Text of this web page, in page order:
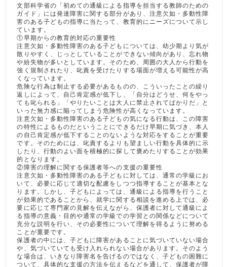
文部科学省の「初めての通級による指導を担当する教師のための
ガイド」には発達障害に関する部分があり、注意欠如・多動性障
害のある子どもの指導に当たって、教育的にニーズについて示し
ています。
①早期からの教育的対応の重要性
注意欠如・多動性障害のある子どもについては、幼少期より気が
散りやすく、じっとしていることができない傾向があり、忘れ物
や紛失物が多いとしています。そのため、周囲の大人から行動を
強く規制されたり、叱責を受けたりする場面が増える可能性が高
くなっています。
危険な行為は制止する必要があるものの、こういったことの繰り
返しによって、自己肯定感が低下し、「自分はどうせ、何をやっ
ても叱られる」「やりたいことは大人に禁止されてばかりだ」と
いった無力感に陥ってしまう危険性が高くなっています。
注意欠如・多動性障害のある子どもの気になる行動は、この障害
の特性によるものだということにできるだけ早期に気づき、本人
の自己肯定感が低下することのないような対応をすることが重要
です。そのためには、叱責するよりも望ましい行動を具体的に示
したり、行動のよい面を積極的に探して褒めたりすることが効果
的となります。
②障害の理解に関する保護者等への支援の重要性
注意欠如・多動性障害のある子どもに対しては、通常の学級にお
いて、必要に応じて適切な配慮をしつつ指導することが基本とな
ります。しかし、子どもによっては、通級による指導を行うこと
が効果的であることから、就学に関する相談を進める上では、必
要に応じて専門家の見解を伝えながら、保護者に対して通級によ
る指導の意義・目的や通常の学級での学習との関係などについて
充分な説明を行い、その必要性について理解を得るように努める
ことが重要です。
保護者の中には、子どもに障害があることに気づいていない場合
や、気づいていても受け入れられない場合があります。そのよう
な場合は、いきなり障害名を告げるのではなく、子どもの困難に
ついて、具体的な支援の方法を伝えるなどを通して、保護者が障